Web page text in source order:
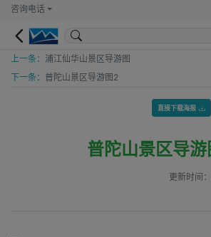
咨询电话
上一条： 浦江仙华山景区导游图
下一条： 普陀山景区导游图2
直接下载海报
普陀山景区导游
更新时间：